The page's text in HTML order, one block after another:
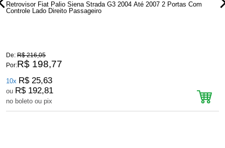
Retrovisor Fiat Palio Siena Strada G3 2004 Até 2007 2 Portas Com
Controle Lado Direito Passageiro
De: R$ 216,05
Por:R$ 198,77
10x R$ 25,63
ou R$ 192,81
no boleto ou pix